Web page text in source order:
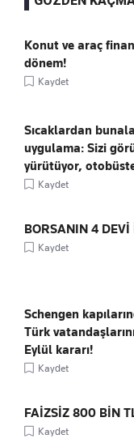
Konut ve araç
dönem!
Kaydet
Sıcaklardan
uygulama: Sizi
yürütüyor,
Kaydet
BORSANIN 4 DEVİ
Kaydet
Schengen
Türk
Eylül kararı!
Kaydet
FAİZSİZ 800 BİN
Kaydet